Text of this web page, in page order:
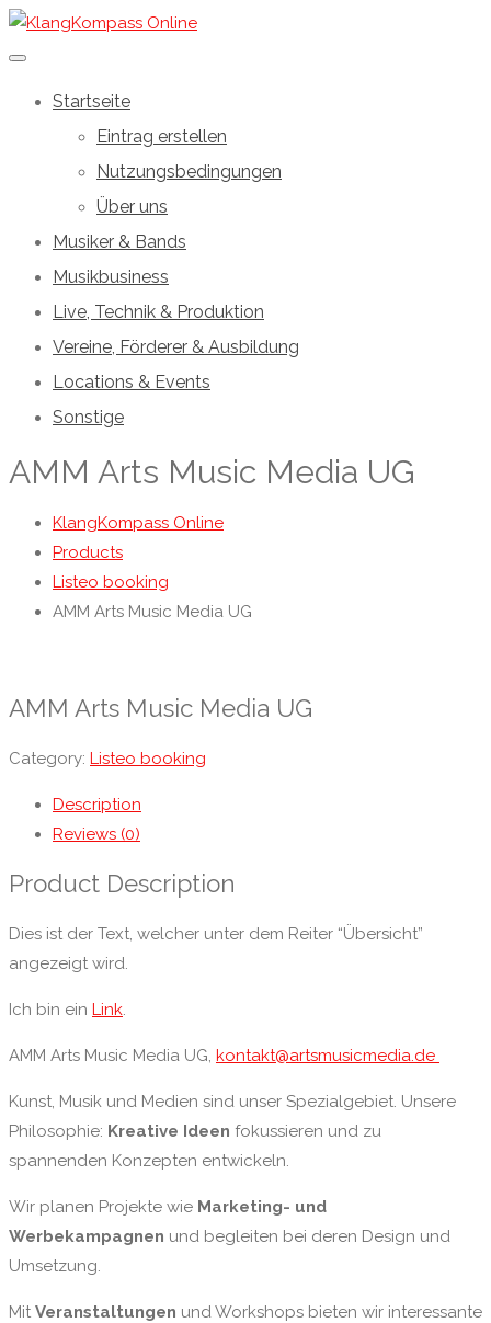
Startseite
Eintrag erstellen
Nutzungsbedingungen
Über uns
Musiker & Bands
Musikbusiness
Live, Technik & Produktion
Vereine, Förderer & Ausbildung
Locations & Events
Sonstige
AMM Arts Music Media UG
KlangKompass Online
Products
Listeo booking
AMM Arts Music Media UG
AMM Arts Music Media UG
Category: Listeo booking
Description
Reviews (0)
Product Description
Dies ist der Text, welcher unter dem Reiter “Übersicht”
angezeigt wird.
Ich bin ein Link.
AMM Arts Music Media UG, kontakt@artsmusicmedia.de
Kunst, Musik und Medien sind unser Spezialgebiet. Unsere
Philosophie: Kreative Ideen fokussieren und zu
spannenden Konzepten entwickeln.
Wir planen Projekte wie Marketing- und
Werbekampagnen und begleiten bei deren Design und
Umsetzung.
Mit Veranstaltungen und Workshops bieten wir interessante